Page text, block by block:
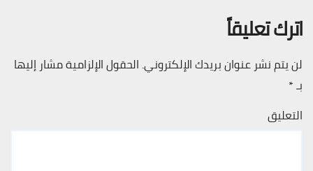
اترك تعليقاً
لن يتم نشر عنوان بريدك الإلكتروني. الحقول الإلزامية مشار إليها
بـ*
التعليق